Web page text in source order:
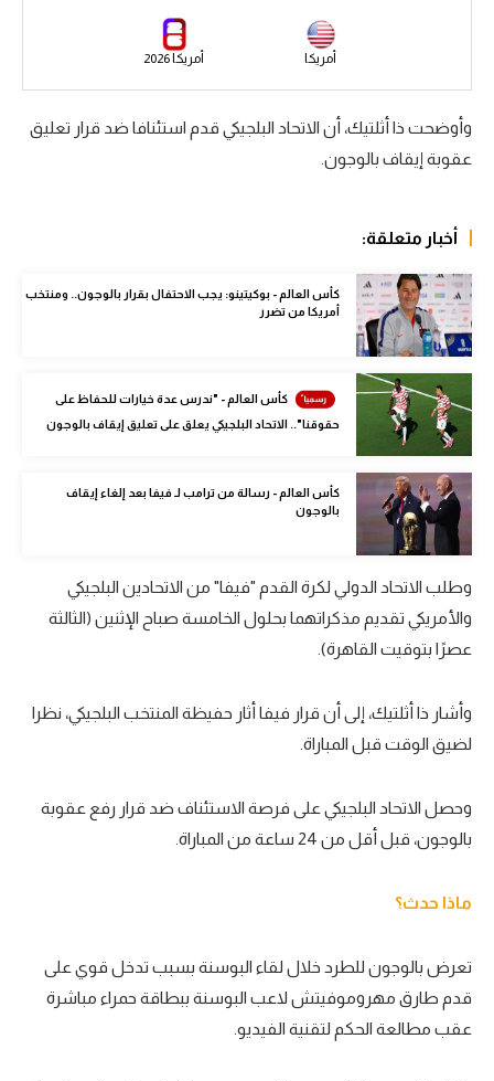
رياضات أخرى
أمم إفريقيا
كرة يد
كرة طائرة
الوطن العربي
في المونديال
رياضة نسائية
آسيا
ركن الألعاب
Gamers
تحقيق في الجول
تقرير في الجول
تحليل في الجول
فيديو في الجول
أمريكا أمريكا 2026
وأوضحت ذا أثلتيك، أن الاتحاد البلجيكي قدم استئنافا ضد قرار تعليق
عقوبة إيقاف بالوجون.
أخبار متعلقة:
كأس العالم - بوكيتينو: يجب الاحتفال بقرار بالوجون.. ومنتخب
أمريكا من تضرر
كأس العالم - "ندرس عدة خيارات للحفاظ على
حقوقنا".. الاتحاد البلجيكي يعلق على تعليق إيقاف بالوجون
كأس العالم - رسالة من ترامب لـ فيفا بعد إلغاء إيقاف
بالوجون
وطلب الاتحاد الدولي لكرة القدم "فيفا" من الاتحادين البلجيكي
والأمريكي تقديم مذكراتهما بحلول الخامسة صباح الإثنين (الثالثة
عصرًا بتوقيت القاهرة).
وأشار ذا أثلتيك، إلى أن قرار فيفا أثار حفيظة المنتخب البلجيكي، نظرا
لضيق الوقت قبل المباراة.
وحصل الاتحاد البلجيكي على فرصة الاستئناف ضد قرار رفع عقوبة
بالوجون، قبل أقل من 24 ساعة من المباراة.
ماذا حدث؟
تعرض بالوجون للطرد خلال لقاء البوسنة بسبب تدخل قوي على
قدم طارق مهروموفيتش لاعب البوسنة ببطاقة حمراء مباشرة
عقب مطالعة الحكم لتقنية الفيديو.